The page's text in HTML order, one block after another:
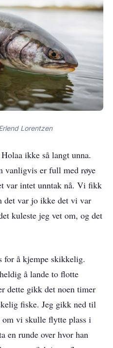
Lorentzen
ikke så langt unna.
vanligvis er full med røye
var intet unntak nå. Vi fikk
det var jo ikke det vi var
kuleste jeg vet om, og det
for å kjempe skikkelig.
å lande to flotte
dette gikk det noen timer
fiske. Jeg gikk ned til
om vi skulle flytte plass i
en runde over hvor han